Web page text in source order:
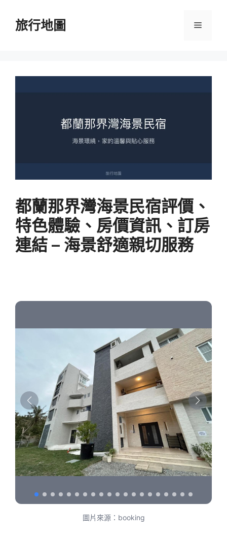
旅行地圖 選
都蘭那界灣海景民宿評價、
特色體驗、房價資訊、訂房
連結 – 海景舒適親切服務
圖片來源：booking